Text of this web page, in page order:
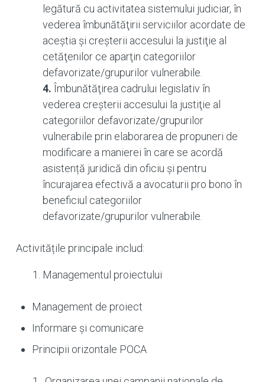
legătură cu activitatea sistemului judiciar, în
vederea îmbunătăţirii serviciilor acordate de
aceștia și creşterii accesului la justiţie al
cetăţenilor ce aparţin categoriilor
defavorizate/grupurilor vulnerabile.
4. Îmbunătăţirea cadrului legislativ în
vederea creşterii accesului la justiţie al
categoriilor defavorizate/grupurilor
vulnerabile prin elaborarea de propuneri de
modificare a manierei în care se acordă
asistență juridică din oficiu şi pentru
încurajarea efectivă a avocaturii pro bono în
beneficiul categoriilor
defavorizate/grupurilor vulnerabile.
Activitățile principale includ:
Managementul proiectului
Management de proiect
Informare și comunicare
Principii orizontale POCA